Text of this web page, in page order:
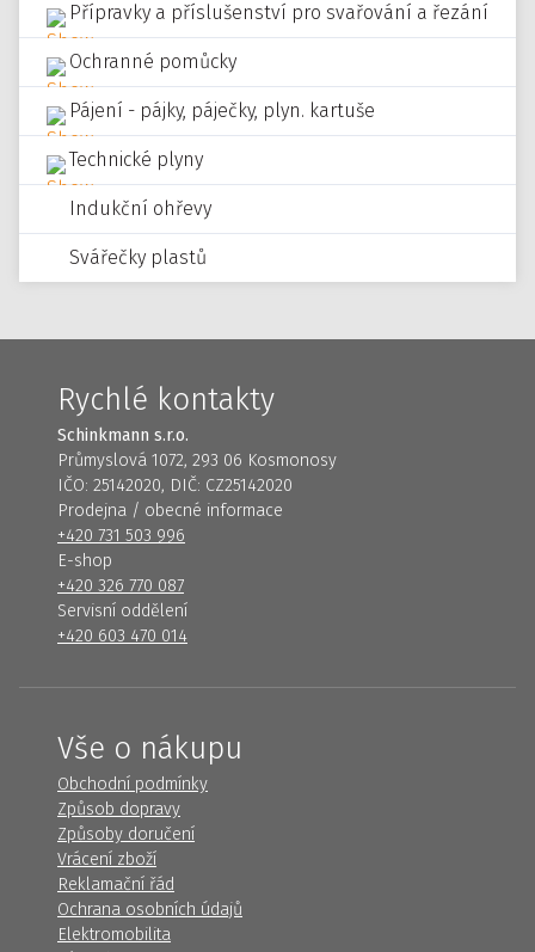
Přípravky a příslušenství pro svařování a řezání
Ochranné pomůcky
Pájení - pájky, páječky, plyn. kartuše
Technické plyny
Indukční ohřevy
Svářečky plastů
Rychlé kontakty
Schinkmann s.r.o.
Průmyslová 1072, 293 06 Kosmonosy
IČO: 25142020, DIČ: CZ25142020
Prodejna / obecné informace
+420 731 503 996
E-shop
+420 326 770 087
Servisní oddělení
+420 603 470 014
Vše o nákupu
Obchodní podmínky
Způsob dopravy
Způsoby doručení
Vrácení zboží
Reklamační řád
Ochrana osobních údajů
Elektromobilita